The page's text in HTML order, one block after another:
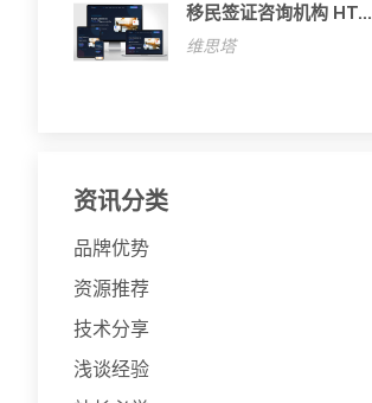
移民签证咨询机构 HT...
维思塔
资讯分类
品牌优势
资源推荐
技术分享
浅谈经验